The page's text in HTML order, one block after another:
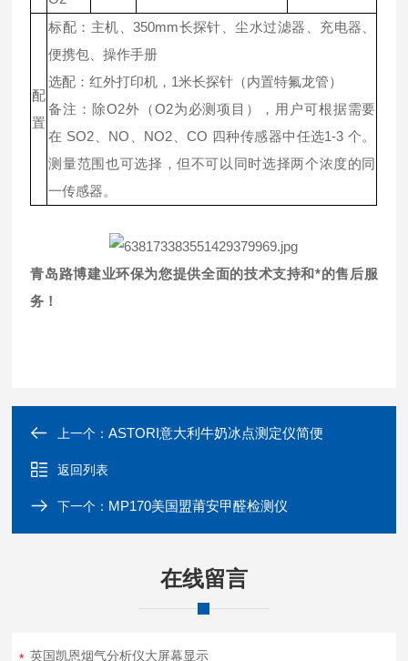
配
置
标配：主机、350mm长探针、尘水过滤器、充电器、
便携包、操作手册
选配：红外打印机，1米长探针（内置特氟龙管）
备注：除O2外（O2为必测项目），用户可根据需要
在 SO2、NO、NO2、CO 四种传感器中任选1-3 个。
测量范围也可选择，但不可以同时选择两个浓度的同
一传感器。
青岛路博建业环保为您提供全面的技术支持和*的售后服
务！
上一个：ASTORI意大利牛奶冰点测定仪简便
返回列表
下一个： MP170美国盟莆安甲醛检测仪
在线留言